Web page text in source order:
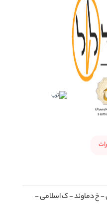
- خ دماوند - ک اسلامی -